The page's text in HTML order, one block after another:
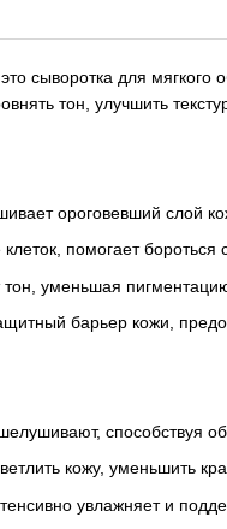
сыворотка для
тон, улучшить
ороговевший слой
помогает бороться
уменьшая
барьер кожи,
способствуя
кожу, уменьшить
увлажняет и